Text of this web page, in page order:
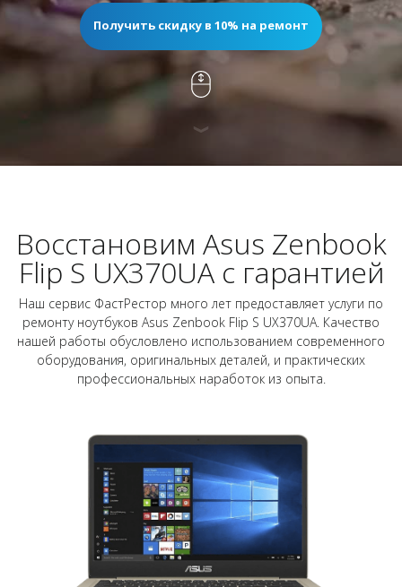
Получить скидку в 10% на ремонт
Восстановим Asus Zenbook
Flip S UX370UA с гарантией
Наш сервис ФастРестор много лет предоставляет услуги по
ремонту ноутбуков Asus Zenbook Flip S UX370UA. Качество
нашей работы обусловлено использованием современного
оборудования, оригинальных деталей, и практических
профессиональных наработок из опыта.